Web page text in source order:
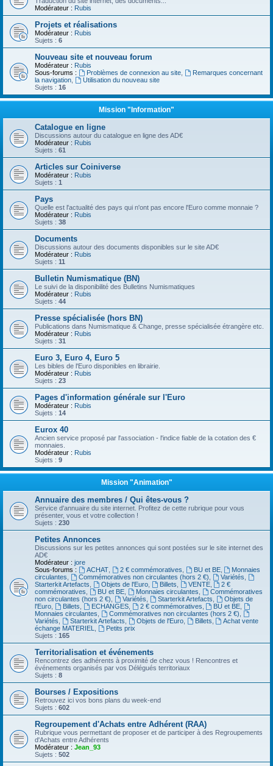
Modérateur : Rubis
Projets et réalisations
Modérateur : Rubis
Sujets : 6
Nouveau site et nouveau forum
Modérateur : Rubis
Sous-forums :
Problèmes de connexion au site,
Remarques concernant
la navigation
Utilisation du nouveau site
Sujets : 16
Mission "Information"
Catalogue en ligne
Discussions autour du catalogue en ligne des AD€
Modérateur : Rubis
Sujets : 61
Articles sur Coiniverse
Modérateur : Rubis
Sujets : 1
Pays
Quelle est l'actualité des pays qui n'ont pas encore l'Euro comme monnaie ?
Modérateur : Rubis
Sujets : 38
Documents
Discussions autour des documents disponibles sur le site AD€
Modérateur : Rubis
Sujets : 11
Bulletin Numismatique (BN)
Le suivi de la disponibilité des Bulletins Numismatiques
Modérateur : Rubis
Sujets : 44
Presse spécialisée (hors BN)
Publications dans Numismatique & Change, presse spécialisée étrangère etc.
Modérateur : Rubis
Sujets : 31
Euro 3, Euro 4, Euro 5
Les bibles de l'Euro disponibles en librairie.
Modérateur : Rubis
Sujets : 23
Pages d'information générale sur l'Euro
Modérateur : Rubis
Sujets : 14
Eurox 40
Ancien service proposé par l'association - l'indice fiable de la cotation des €
monnaies.
Modérateur : Rubis
Sujets : 9
Mission "Animation"
Annuaire des membres / Qui êtes-vous ?
Service d'annuaire du site internet. Profitez de cette rubrique pour vous
présenter, vous et votre collection !
Sujets : 230
Petites Annonces
Discussions sur les petites annonces qui sont postées sur le site internet des
AD€
Modérateur : jore
Sous-forums :
ACHAT, 2 € commémoratives BU et BE,
Monnaies
circulantes
Commémoratives non circulantes (hors 2 €) Variétés
Starterkit Artefacts
Objets de l'Euro, Billets VENTE,
2 €
commémoratives
BU et BE, Monnaies circulantes
Commémoratives
non circulantes (hors 2 €)
Variétés Starterkit Artefacts
Objets de
l'Euro
Billets ECHANGES, 2 € commémoratives BU et BE
Monnaies circulantes
Commémoratives non circulantes (hors 2 €)
Variétés
Starterkit Artefacts Objets de l'Euro, Billets
Achat vente
échange MATERIEL
Petits prix
Sujets : 165
Territorialisation et événements
Rencontrez des adhérents à proximité de chez vous ! Rencontres et
événements organisés par vos Délégués territoriaux
Sujets : 8
Bourses / Expositions
Retrouvez ici vos bons plans du week-end
Sujets : 602
Regroupement d'Achats entre Adhérent (RAA)
Rubrique vous permettant de proposer et de participer à des Regroupements
d'Achats entre Adhérents
Modérateur : Jean_93
Sujets : 502